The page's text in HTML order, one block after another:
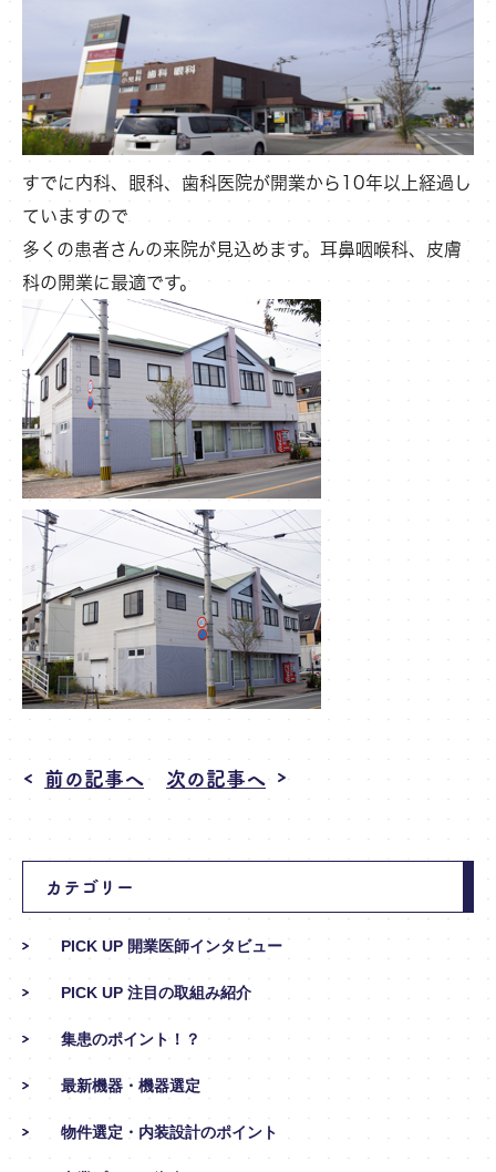
すでに内科、眼科、歯科医院が開業から10年以上経過し
ていますので
多くの患者さんの来院が見込めます。耳鼻咽喉科、皮膚
科の開業に最適です。
前の記事へ 次の記事へ
カテゴリー
PICK UP 開業医師インタビュー
PICK UP 注目の取組み紹介
集患のポイント！？
最新機器・機器選定
物件選定・内装設計のポイント